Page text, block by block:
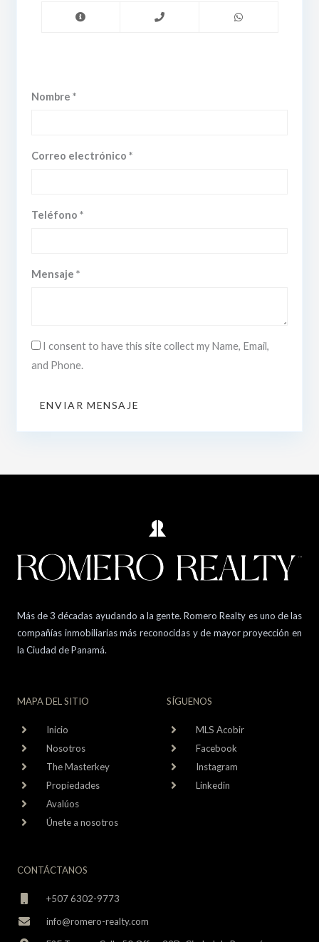
Nombre *
Correo electrónico *
Teléfono *
Mensaje *
I consent to have this site collect my Name, Email,
and Phone.
ENVIAR MENSAJE
Más de 3 décadas ayudando a la gente. Romero Realty es uno de las
compañías inmobiliarias más reconocidas y de mayor proyección en
la Ciudad de Panamá.
MAPA DEL SITIO
Inicio
Nosotros
The Masterkey
Propiedades
Avalúos
Únete a nosotros
SÍGUENOS
MLS Acobir
Facebook
Instagram
Linkedin
CONTÁCTANOS
+507 6302-9773
info@romero-realty.com